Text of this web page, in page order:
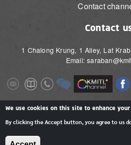
Contact
Contact
1 Chalong Krung, 1 Alley, Lat
Email:
ImageImageImageImage Image
Image Image
We use cookies on this site to enhance
By clicking the Accept button, you agree to us